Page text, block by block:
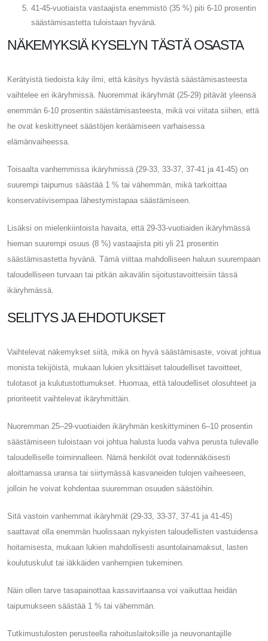
41-45-vuotiaista vastaajista enemmistö (35 %) piti 6-10 prosentin
säästämisastetta tuloistaan ​​hyvänä.
NÄKEMYKSIÄ KYSELYN TÄSTÄ OSASTA
Kerätyistä tiedoista käy ilmi, että käsitys hyvästä säästämisasteesta
vaihtelee eri ikäryhmissä. Nuoremmat ikäryhmät (25-29) pitävät yleensä
enemmän 6-10 prosentin säästämisasteesta, mikä voi viitata siihen, että
he ovat keskittyneet säästöjen keräämiseen varhaisessa
elämänvaiheessa.
Toisaalta vanhemmissa ikäryhmissä (29-33, 33-37, 37-41 ja 41-45) on
suurempi taipumus säästää 1 % tai vähemmän, mikä tarkoittaa
konservatiivisempaa lähestymistapaa säästämiseen.
Lisäksi on mielenkiintoista havaita, että 29-33-vuotiaiden ikäryhmässä
hieman suurempi osuus (8 %) vastaajista piti yli 21 prosentin
säästämisastetta hyvänä. Tämä viittaa mahdolliseen haluun suurempaan
taloudelliseen turvaan tai pitkän aikavälin sijoitustavoitteisiin tässä
ikäryhmässä.
SELITYS JA EHDOTUKSET
Vaihtelevat näkemykset siitä, mikä on hyvä säästämisaste, voivat johtua
monista tekijöistä, mukaan lukien yksittäiset taloudelliset tavoitteet,
tulotasot ja kulutustottumukset. Huomaa, että taloudelliset olosuhteet ja
prioriteetit vaihtelevat ikäryhmittäin.
Nuoremman 25–29-vuotiaiden ikäryhmän keskittyminen 6–10 prosentin
säästämiseen tuloistaan ​​voi johtua halusta luoda vahva perusta tulevalle
taloudelliselle toiminnalleen. Nämä henkilöt ovat todennäköisesti
aloittamassa uransa tai siirtymässä kasvaneiden tulojen vaiheeseen,
jolloin he voivat kohdentaa suuremman osuuden säästöihin.
Sitä vastoin vanhemmat ikäryhmät (29-33, 33-37, 37-41 ja 41-45)
saattavat olla enemmän huolissaan nykyisten taloudellisten vastuidensa
hoitamisesta, mukaan lukien mahdollisesti asuntolainamaksut, lasten
koulutuskulut tai iäkkäiden vanhempien tukeminen.
Näin ollen tarve tasapainottaa kassavirtaansa voi vaikuttaa heidän
taipumukseen säästää 1 % tai vähemmän.
Tutkimustulosten perusteella rahoituslaitoksille ja neuvonantajille